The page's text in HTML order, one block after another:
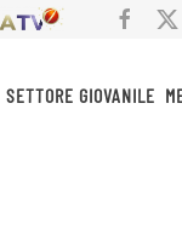
SETTORE GIOVANILE